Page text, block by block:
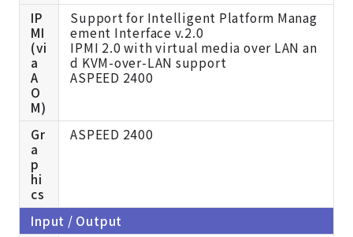
IP
MI
(vi
a
A
O
M)
Support for Intelligent Platform Manag
ement Interface v.2.0
IPMI 2.0 with virtual media over LAN an
d KVM-over-LAN support
ASPEED 2400
Gr
a
p
hi
cs
ASPEED 2400
Input / Output